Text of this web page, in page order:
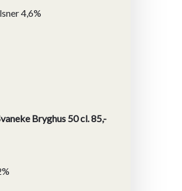
4,6%
Bryghus 50 cl. 85,-